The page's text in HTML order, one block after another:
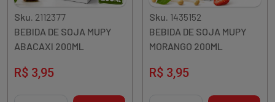
Sku. 2112377
BEBIDA DE SOJA MUPY
ABACAXI 200ML
R$ 3,95
Sku. 1435152
BEBIDA DE SOJA MUPY
MORANGO 200ML
R$ 3,95